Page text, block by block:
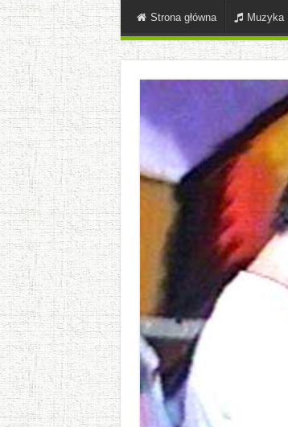
Strona główna Muzyka